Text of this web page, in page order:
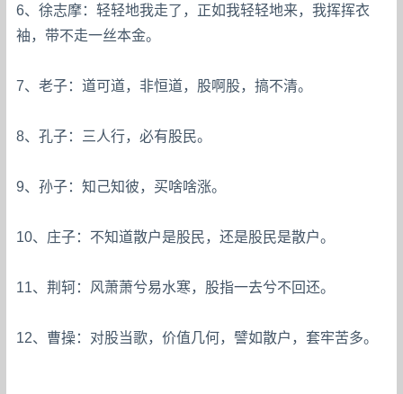
6、徐志摩：轻轻地我走了，正如我轻轻地来，我挥挥衣
袖，带不走一丝本金。
7、老子：道可道，非恒道，股啊股，搞不清。
8、孔子：三人行，必有股民。
9、孙子：知己知彼，买啥啥涨。
10、庄子：不知道散户是股民，还是股民是散户。
11、荆轲：风萧萧兮易水寒，股指一去兮不回还。
12、曹操：对股当歌，价值几何，譬如散户，套牢苦多。